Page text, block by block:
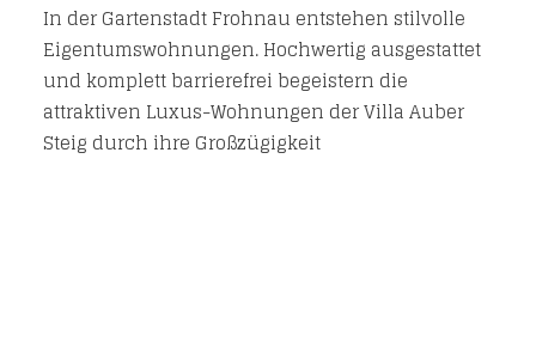
In der Gartenstadt Frohnau entstehen stilvolle
Eigentumswohnungen. Hochwertig ausgestattet
und komplett barrierefrei begeistern die
attraktiven Luxus-Wohnungen der Villa Auber
Steig durch ihre Großzügigkeit